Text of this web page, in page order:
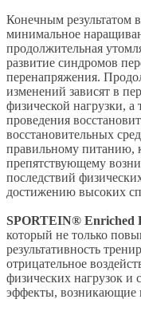
Конечным результатом
минимальное
продолжительная
развитие синдромов
перенапряжения.
изменений зависят в
физической нагрузки, а
проведения
восстановительных
правильному питанию,
препятствующему
последствий
достижению высоких
SPORTEIN® Enriched
который не только
результативность
отрицательное
физических нагрузок и
эффекты, возникающие